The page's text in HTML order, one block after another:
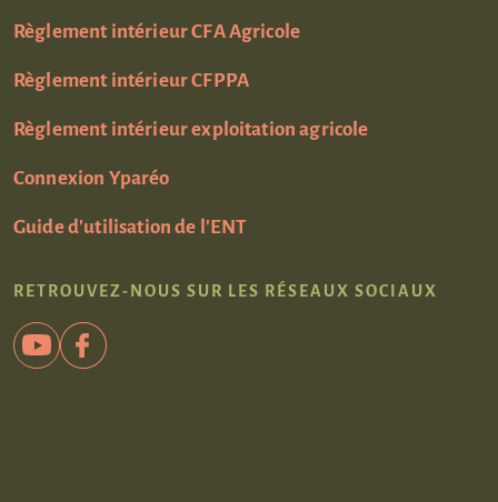
Règlement intérieur CFA Agricole
Règlement intérieur CFPPA
Règlement intérieur exploitation agricole
Connexion Yparéo
Guide d'utilisation de l'ENT
RETROUVEZ-NOUS SUR LES RÉSEAUX SOCIAUX